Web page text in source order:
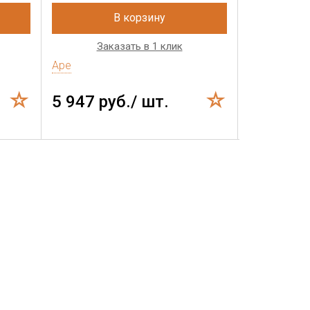
В корзину
Заказать в 1 клик
Ape
5 947 руб./ шт.